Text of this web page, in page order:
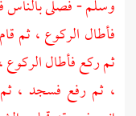
وسلم - فصلى بالناس
فأطال الركوع ، ثم
ثم ركع فأطال
، ثم رفع فسجد ،